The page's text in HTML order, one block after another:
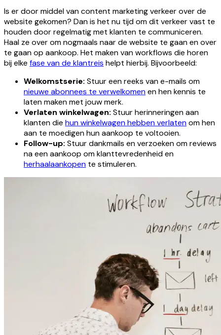
Is er door middel van content marketing verkeer over de
website gekomen? Dan is het nu tijd om dit verkeer vast te
houden door regelmatig met klanten te communiceren.
Haal ze over om nogmaals naar de website te gaan en over
te gaan op aankoop. Het maken van workflows die horen
bij elke fase van de klantreis helpt hierbij. Bijvoorbeeld:
Welkomstserie: Stuur een reeks van e-mails om
nieuwe abonnees te verwelkomenen hen kennis te
laten maken met jouw merk.
Verlaten winkelwagen: Stuur herinneringen aan
klanten die hun winkelwagen hebben verlatenom hen
aan te moedigen hun aankoop te voltooien.
Follow-up: Stuur dankmails en verzoeken om reviews
na een aankoop om klanttevredenheid en
herhaalaankopen te stimuleren.